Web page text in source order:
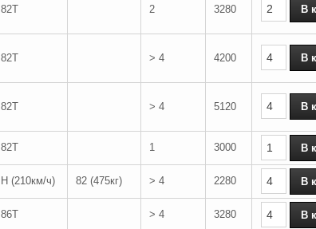
82T 2 3280
82T > 4 4200
82T > 4 5120
82T 1 3000
H (210км/ч) 82 (475кг) > 4 2280
86T > 4 3280